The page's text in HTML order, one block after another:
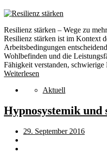
Resilienz stärken – Wege zu
Resilienz stärken ist im Kontext
Arbeitsbedingungen
Wohlbefinden und die
Fähigkeit verstanden,
Weiterlesen
Aktuell
Hypnosystemik und
29. September 2016